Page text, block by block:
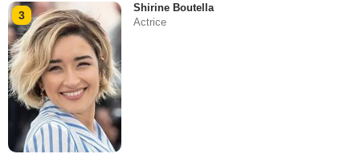
3
Shirine Boutella
Actrice